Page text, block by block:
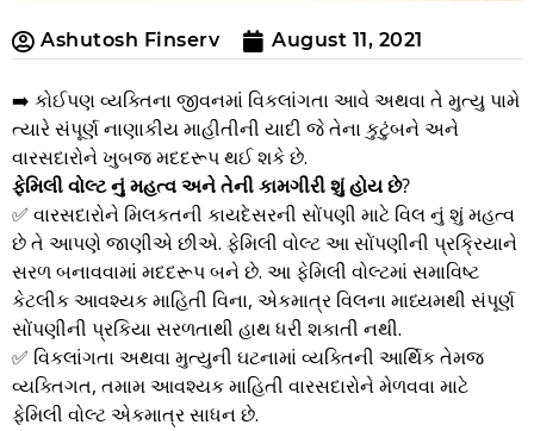
Ashutosh Finserv August 11, 2021
➡️ કોઈપણ વ્યક્તિના જીવનમાં વિકલાંગતા આવે અથવા તે મુત્યુ પામે
ત્યારે સંપૂર્ણ નાણાકીય માહીતીની યાદી જે તેના કુટુંબને અને
વારસદારોને ખુબજ મદદરૂપ થઈ શકે છે.
ફેમિલી વોલ્ટ નું મહત્વ અને તેની કામગીરી શું હોય છે?
✅ વારસદારોને મિલકતની કાયદેસરની સોંપણી માટે વિલ નું શું મહત્વ
છે તે આપણે જાણીએ છીએ. ફેમિલી વોલ્ટ આ સોંપણીની પ્રક્રિયાને
સરળ બનાવવામાં મદદરૂપ બને છે. આ ફેમિલી વોલ્ટમાં સમાવિષ્ટ
કેટલીક આવશ્યક માહિતી વિના, એકમાત્ર વિલના માધ્યમથી સંપૂર્ણ
સોંપણીની પ્રકિયા સરળતાથી હાથ ધરી શકાતી નથી.
✅ વિકલાંગતા અથવા મુત્યુની ઘટનામાં વ્યક્તિની આર્થિક તેમજ
વ્યક્તિગત, તમામ આવશ્યક માહિતી વારસદારોને મેળવવા માટે
ફેમિલી વોલ્ટ એકમાત્ર સાધન છે.